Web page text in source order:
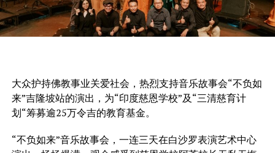
大众护持佛教事业关爱社会，热烈支持音乐故事会“不负如
来”吉隆坡站的演出， 为“印度慈恩学校”及“三清慈育计
划“筹募逾25万令吉的教育基金。
“不负如来”音乐故事会，一连三天在白沙罗表演艺术中心